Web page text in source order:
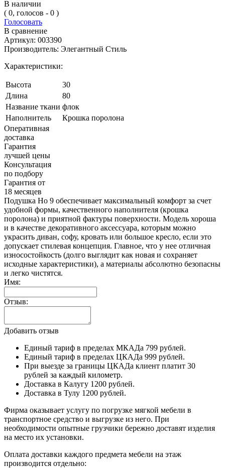
В наличии
( 0, голосов - 0 )
Голосовать
В сравнение
Артикул: 003390
Производитель: Элегантный Стиль
Характеристики:
Высота
30
Длина
80
Название ткани флок
Наполнитель
Крошка поролона
Оперативная
доставка
Гарантия
лучшей цены
Консультация
по подбору
Гарантия от
18 месяцев
Подушка Но 9 обеспечивает максимальный комфорт за счет
удобной формы, качественного наполнителя (крошка
поролона) и приятной фактуры поверхности. Модель хороша
и в качестве декоративного аксессуара, которым можно
украсить диван, софу, кровать или большое кресло, если это
допускает стилевая концепция. Главное, что у нее отличная
износостойкость (долго выглядит как новая и сохраняет
исходные характеристики), а материалы абсолютно безопасны
и легко чистятся.
Имя:
Отзыв:
Добавить отзыв
Единый тариф в пределах МКАДа 799 рублей.
Единый тариф в пределах ЦКАДа 999 рублей.
При выезде за границы ЦКАДа клиент платит 30
рублей за каждый километр.
Доставка в Калугу 1200 рублей.
Доставка в Тулу 1200 рублей.
Фирма оказывает услугу по погрузке мягкой мебели в
транспортное средство и выгрузке из него. При
необходимости опытные грузчики бережно доставят изделия
на место их установки.
Оплата доставки каждого предмета мебели на этаж
производится отдельно: